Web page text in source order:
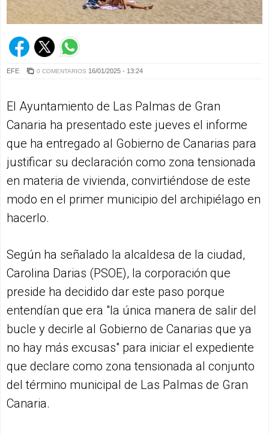
EFE 0 COMENTARIOS 16/01/2025 - 13:24
El Ayuntamiento de Las Palmas de Gran
Canaria ha presentado este jueves el informe
que ha entregado al Gobierno de Canarias para
justificar su declaración como zona tensionada
en materia de vivienda, convirtiéndose de este
modo en el primer municipio del archipiélago en
hacerlo.
Según ha señalado la alcaldesa de la ciudad,
Carolina Darias (PSOE), la corporación que
preside ha decidido dar este paso porque
entendían que era "la única manera de salir del
bucle y decirle al Gobierno de Canarias que ya
no hay más excusas" para iniciar el expediente
que declare como zona tensionada al conjunto
del término municipal de Las Palmas de Gran
Canaria.